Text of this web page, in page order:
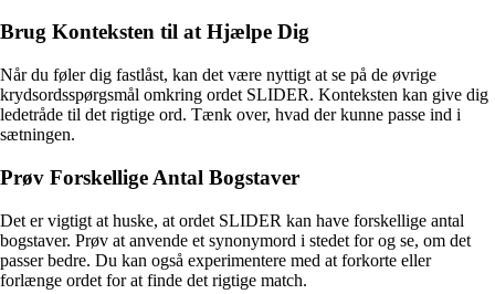
Brug Konteksten til at Hjælpe Dig
Når du føler dig fastlåst, kan det være nyttigt at se på de øvrige
krydsordsspørgsmål omkring ordet SLIDER. Konteksten kan give dig
ledetråde til det rigtige ord. Tænk over, hvad der kunne passe ind i
sætningen.
Prøv Forskellige Antal Bogstaver
Det er vigtigt at huske, at ordet SLIDER kan have forskellige antal
bogstaver. Prøv at anvende et synonymord i stedet for og se, om det
passer bedre. Du kan også experimentere med at forkorte eller
forlænge ordet for at finde det rigtige match.